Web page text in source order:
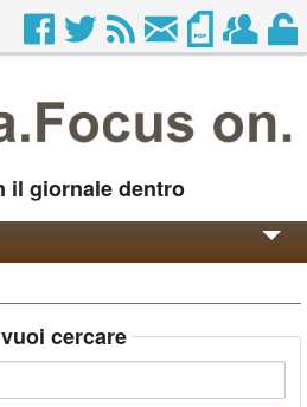
il giornale dentro
cercare